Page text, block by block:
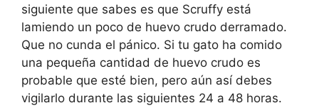
siguiente que sabes es que Scruffy está
lamiendo un poco de huevo crudo derramado.
Que no cunda el pánico. Si tu gato ha comido
una pequeña cantidad de huevo crudo es
probable que esté bien, pero aún así debes
vigilarlo durante las siguientes 24 a 48 horas.